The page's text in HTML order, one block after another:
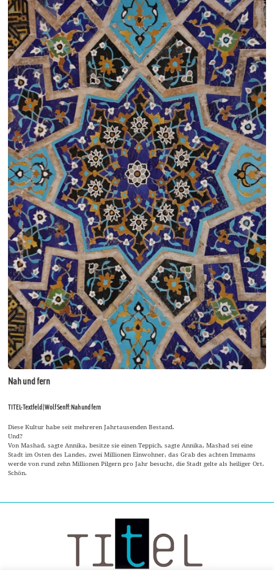
Nah und fern
TITEL-Textfeld | Wolf Senff: Nah und fern
Diese Kultur habe seit mehreren Jahrtausenden Bestand.
Und?
Von Mashad, sagte Annika, besitze sie einen Teppich, sagte Annika, Mashad sei eine
Stadt im Osten des Landes, zwei Millionen Einwohner, das Grab des achten Immams
werde von rund zehn Millionen Pilgern pro Jahr besucht, die Stadt gelte als heiliger Ort.
Schön.